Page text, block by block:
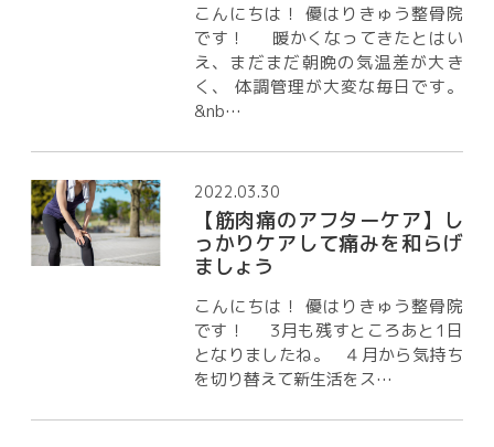
こんにちは！ 優はりきゅう整骨院
です！ 暖かくなってきたとはい
え、まだまだ朝晩の気温差が大き
く、 体調管理が大変な毎日です。
&nb…
2022.03.30
【筋肉痛のアフターケア】し
っかりケアして痛みを和らげ
ましょう
こんにちは！ 優はりきゅう整骨院
です！ 3月も残すところあと1日
となりましたね。 ４月から気持ち
を切り替えて新生活をス…